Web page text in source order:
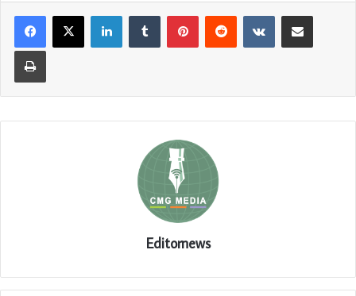
LinkedInTumblr PinterestReddit VKontakteShare via Email
Print
Editornews